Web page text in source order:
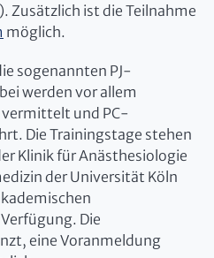
). Zusätzlich ist die Teilnahme
möglich.
sogenannten PJ-
werden vor allem
und PC-
Die Trainingstage stehen
Klinik für Anästhesiologie
der Universität Köln
Die
eine Voranmeldung